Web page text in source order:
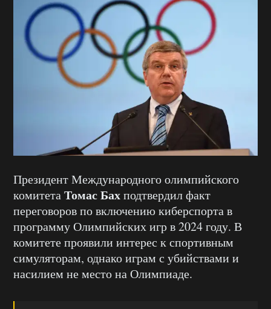
Президент Международного олимпийского
комитетаТомас Бахподтвердил факт
переговоров по включению киберспорта в
программу Олимпийских игр в 2024 году. В
комитете проявили интерес к спортивным
симуляторам, однако играм с убийствами и
насилием не место на Олимпиаде.